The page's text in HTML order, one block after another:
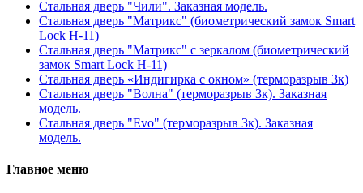
Стальная дверь "Чили". Заказная модель.
Стальная дверь "Матрикс" (биометрический замок Smart
Lock H-11)
Стальная дверь "Матрикс" с зеркалом (биометрический
замок Smart Lock H-11)
Стальная дверь «Индигирка с окном» (терморазрыв 3к)
Стальная дверь "Волна" (терморазрыв 3к). Заказная
модель.
Стальная дверь "Evo" (терморазрыв 3к). Заказная
модель.
Главное меню